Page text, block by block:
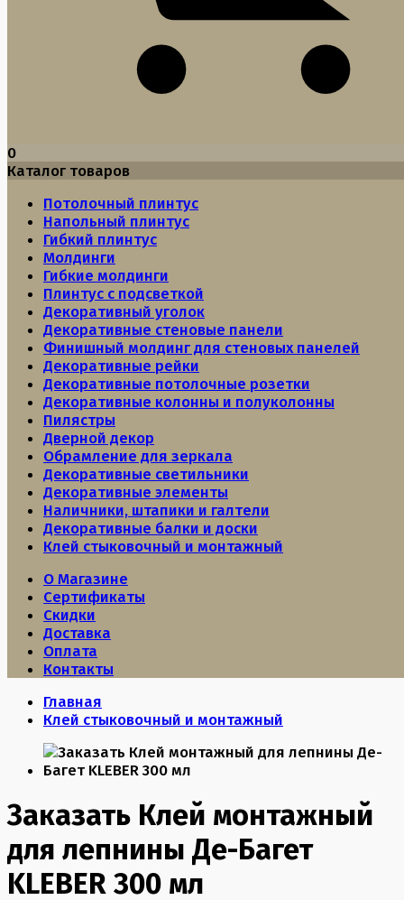
0
Каталог товаров
Потолочный плинтус
Напольный плинтус
Гибкий плинтус
Молдинги
Гибкие молдинги
Плинтус с подсветкой
Декоративный уголок
Декоративные стеновые панели
Финишный молдинг для стеновых панелей
Декоративные рейки
Декоративные потолочные розетки
Декоративные колонны и полуколонны
Пилястры
Дверной декор
Обрамление для зеркала
Декоративные светильники
Декоративные элементы
Наличники, штапики и галтели
Декоративные балки и доски
Клей стыковочный и монтажный
О Магазине
Сертификаты
Скидки
Доставка
Оплата
Контакты
Главная
Клей стыковочный и монтажный
Заказать Клей монтажный
для лепнины Де-Багет
KLEBER 300 мл